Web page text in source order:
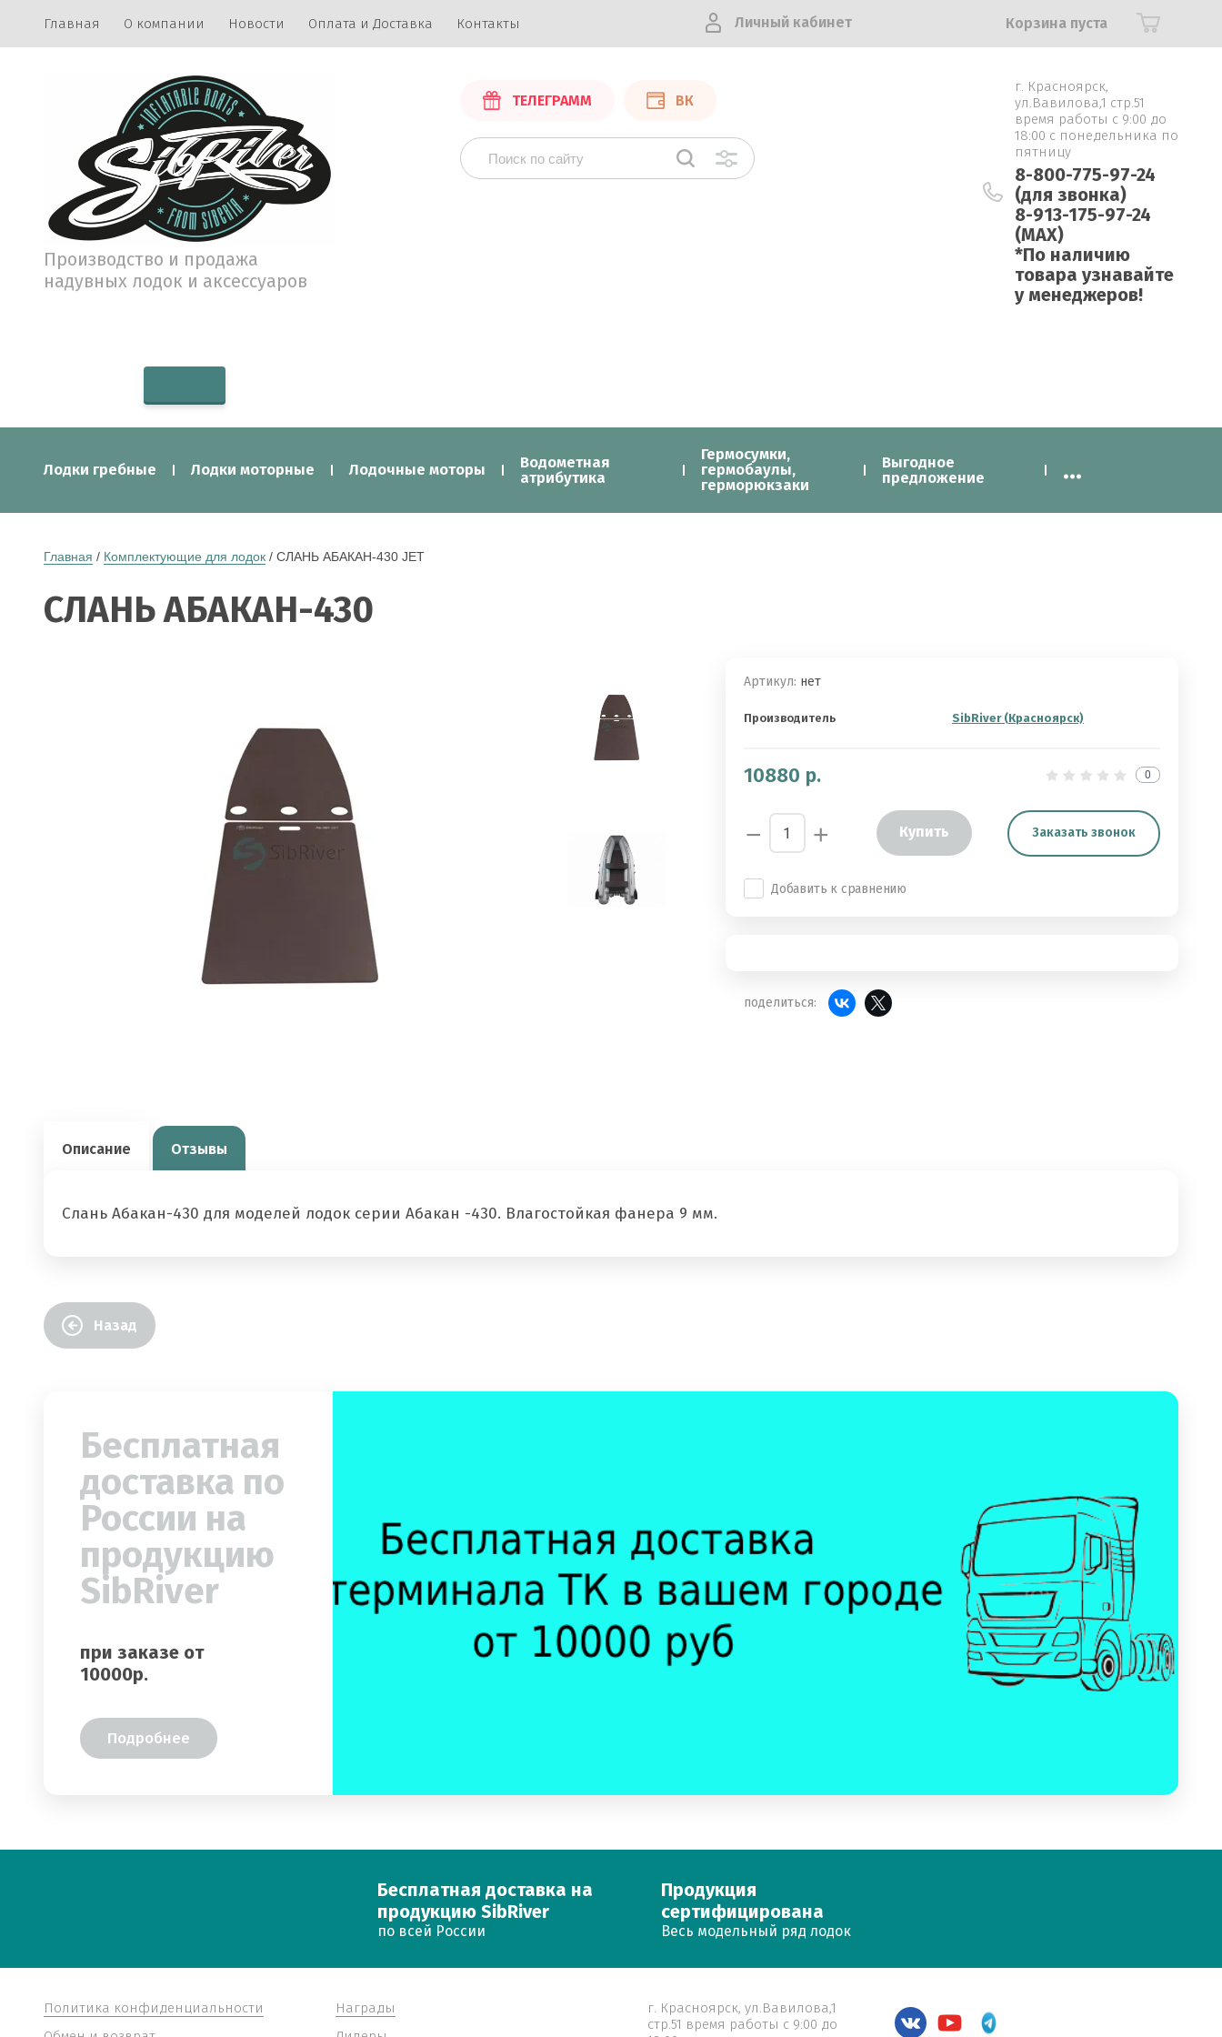
Главная О компании Новости Оплата и Доставка Контакты Личный кабинет Корзина пуста
Производство и продажа
надувных лодок и аксессуаров
ТЕЛЕГРАММ ВК
г. Красноярск,
ул.Вавилова,1 стр.51
время работы с 9:00 до
18:00 с понедельника по
пятницу
8-800-775-97-24
(для звонка)
8-913-175-97-24
(MAX)
*По наличию
товара узнавайте
у менеджеров!
Лодки гребные Лодки моторные Лодочные моторы
Водометная
атрибутика
Гермосумки,
гермобаулы,
герморюкзаки
Выгодное
предложение
...
Главная / Комплектующие для лодок / СЛАНЬ АБАКАН-430 JET
СЛАНЬ АБАКАН-430
Артикул: нет
Производитель SibRiver (Красноярск)
10880 р. 0
− + Купить Заказать звонок
Добавить к сравнению
поделиться:
Описание Отзывы
Слань Абакан-430 для моделей лодок серии Абакан -430. Влагостойкая фанера 9 мм.
Назад
Бесплатная
доставка по
России на
продукцию
SibRiver
при заказе от
10000р.
Подробнее
Бесплатная доставка на
продукцию SibRiver
по всей России
Продукция
сертифицирована
Весь модельный ряд лодок
Политика конфиденциальности
Награды
г. Красноярск, ул.Вавилова,1
стр.51 время работы с 9:00 до